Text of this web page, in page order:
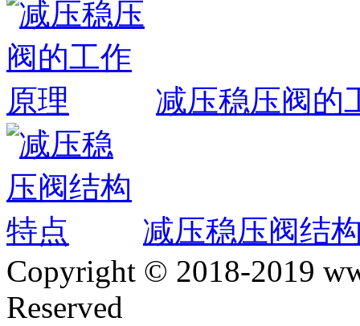
减压稳压阀的
减压稳压阀结
Copyright © 2018-2019
Reserved